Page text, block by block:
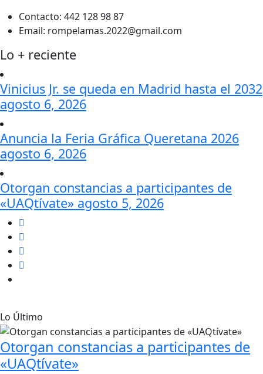
Contacto: 442 128 98 87
Email: rompelamas.2022@gmail.com
Lo + reciente
Vinicius Jr. se queda en Madrid hasta el 2032
agosto 6, 2026
Anuncia la Feria Gráfica Queretana 2026
agosto 6, 2026
Otorgan constancias a participantes de
«UAQtívate» agosto 5, 2026
Lo Último
Otorgan constancias a participantes de
«UAQtívate»